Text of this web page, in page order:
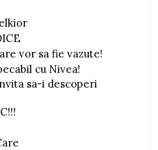
vor sa fie vazute!
cu Nivea!
sa-i descoperi